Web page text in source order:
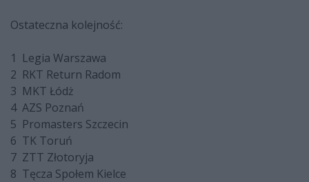
Ostateczna kolejność:
1 Legia Warszawa
2 RKT Return Radom
3 MKT Łódż
4 AZS Poznań
5 Promasters Szczecin
6 TK Toruń
7 ZTT Złotoryja
8 Tęcza Społem Kielce